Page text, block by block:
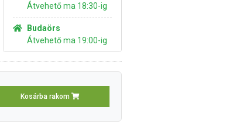
Átvehető ma 18:30-ig
Budaörs
Átvehető ma 19:00-ig
Kosárba rakom